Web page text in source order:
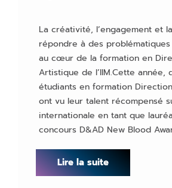
La créativité, l’engagement et
répondre à des
au cœur de la formation en
Artistique de l’IIM.Cette année,
étudiants en formation
ont vu leur talent récompensé
internationale en tant que
concours D&AD New Blood
Lire la suite